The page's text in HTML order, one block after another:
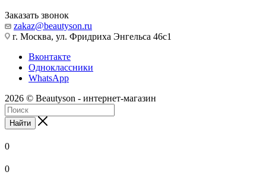
Заказать звонок
zakaz@beautyson.ru
г. Москва, ул. Фридриха Энгельса 46с1
Вконтакте
Одноклассники
WhatsApp
2026 © Beautyson - интернет-магазин
Найти
0
0